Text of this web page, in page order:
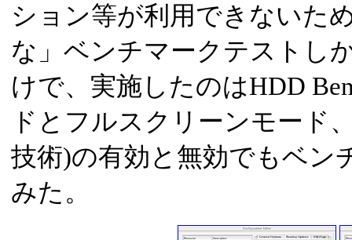
ション等が利用できないた
な」ベンチマークテストし
けで、実施したのはHDD
ドとフルスクリーンモード
技術)の有効と無効でもベン
みた。